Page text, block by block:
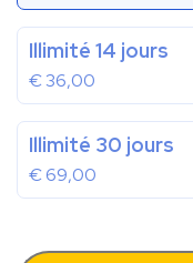
Illimité 14 jours
€36,00
Illimité 30 jours
€69,00